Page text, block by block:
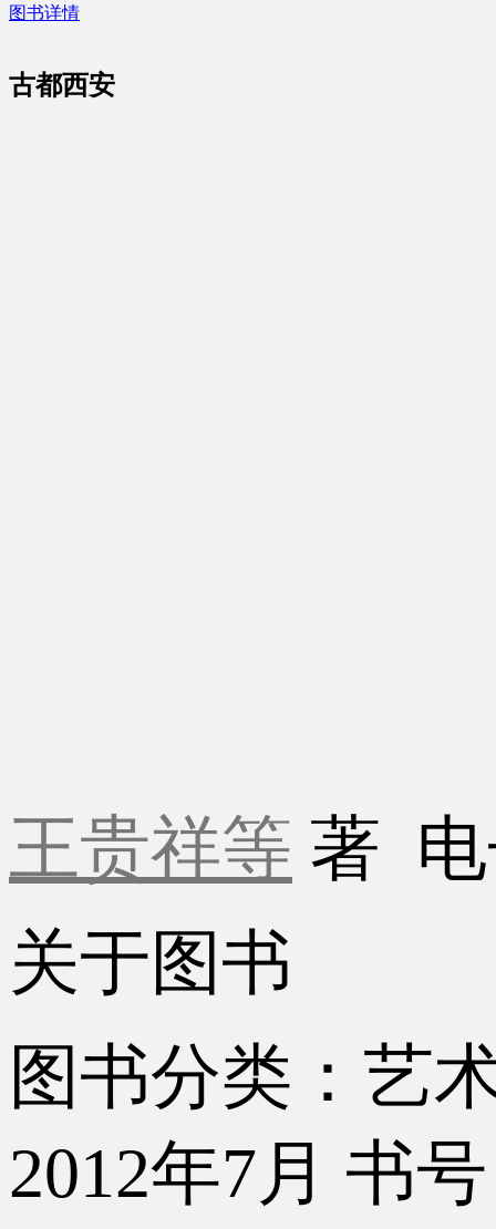
图书详情
古都西安
王贵祥等 著
关于图书
图书分类：艺
2012年7月 书号